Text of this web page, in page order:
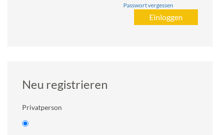
Passwort vergessen
Neu registrieren
Privatperson